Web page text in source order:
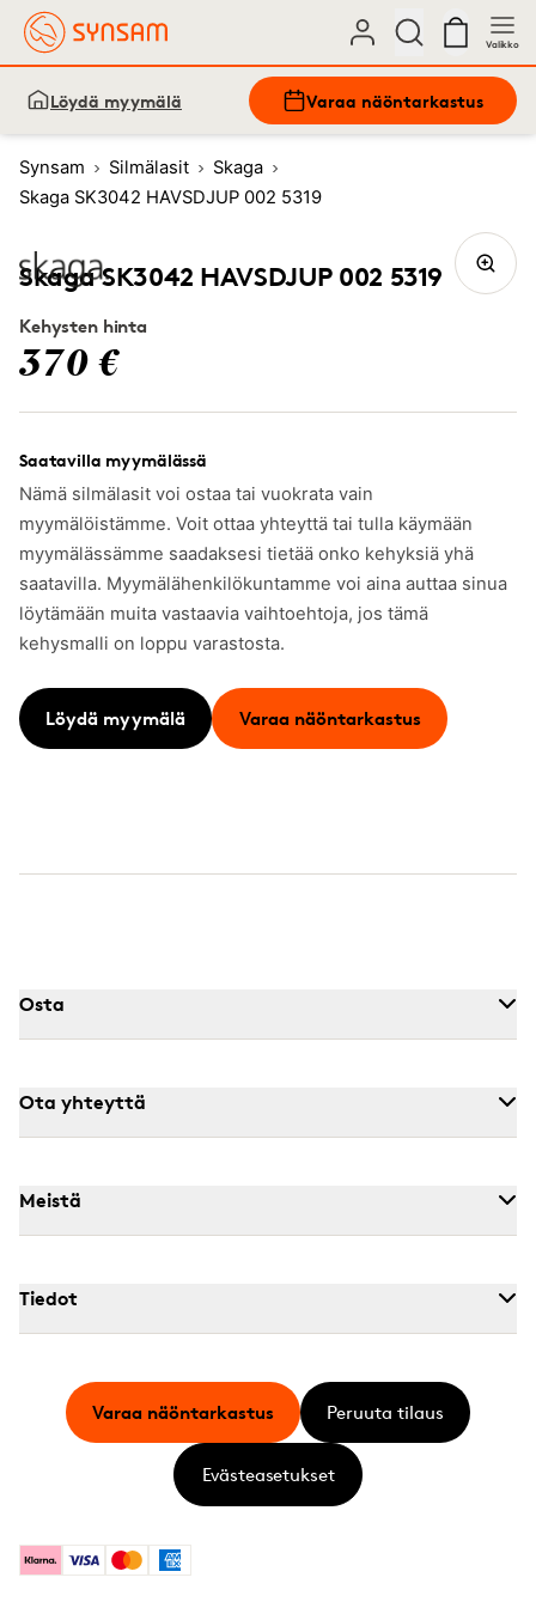
Valikko
Löydä myymälä Varaa näöntarkastus
Synsam Silmälasit
Skaga
Skaga SK3042 HAVSDJUP 002 5319
Skaga SK3042 HAVSDJUP 002 5319
Kehysten hinta
370 €
Saatavilla myymälässä
Nämä silmälasit voi ostaa tai vuokrata vain
myymälöistämme. Voit ottaa yhteyttä tai tulla käymään
myymälässämme saadaksesi tietää onko kehyksiä yhä
saatavilla. Myymälähenkilökuntamme voi aina auttaa sinua
löytämään muita vastaavia vaihtoehtoja, jos tämä
kehysmalli on loppu varastosta.
Löydä myymälä Varaa näöntarkastus
Osta
Ota yhteyttä
Meistä
Tiedot
KlarnaVisa MastercardAmerican Express
Varaa näöntarkastus Peruuta tilaus
Evästeasetukset